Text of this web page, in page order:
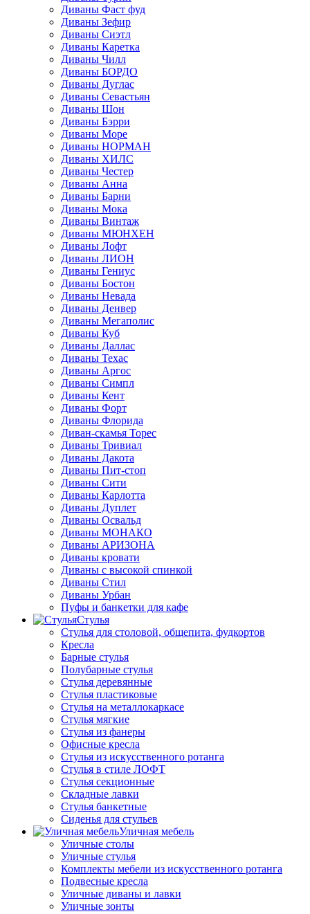
Диваны Фаст фуд
Диваны Зефир
Диваны Сиэтл
Диваны Каретка
Диваны Чилл
Диваны БОРДО
Диваны Дуглас
Диваны Севастьян
Диваны Шон
Диваны Бэрри
Диваны Море
Диваны НОРМАН
Диваны ХИЛС
Диваны Честер
Диваны Анна
Диваны Барни
Диваны Мока
Диваны Винтаж
Диваны МЮНХЕН
Диваны Лофт
Диваны ЛИОН
Диваны Гениус
Диваны Бостон
Диваны Невада
Диваны Денвер
Диваны Мегаполис
Диваны Куб
Диваны Даллас
Диваны Техас
Диваны Аргос
Диваны Симпл
Диваны Кент
Диваны Форт
Диваны Флорида
Диван-скамья Торес
Диваны Тривиал
Диваны Дакота
Диваны Пит-стоп
Диваны Сити
Диваны Карлотта
Диваны Дуплет
Диваны Освальд
Диваны МОНАКО
Диваны АРИЗОНА
Диваны кровати
Диваны с высокой спинкой
Диваны Стил
Диваны Урбан
Пуфы и банкетки для кафе
Стулья
Стулья для столовой, общепита, фудкортов
Кресла
Барные стулья
Полубарные стулья
Стулья деревянные
Стулья пластиковые
Стулья на металлокаркасе
Стулья мягкие
Стулья из фанеры
Офисные кресла
Стулья из искусственного ротанга
Стулья в стиле ЛОФТ
Стулья секционные
Складные лавки
Стулья банкетные
Сиденья для стульев
Уличная мебель
Уличные столы
Уличные стулья
Комплекты мебели из искусственного ротанга
Подвесные кресла
Уличные диваны и лавки
Уличные зонты